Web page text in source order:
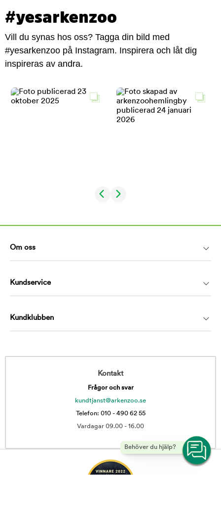
#yesarkenzoo
Vill du synas hos oss? Tagga din bild med
#yesarkenzoo på Instagram. Inspirera och låt dig
inspireras av andra.
Behöver du hjälp?
Om oss
Kundservice
Kundklubben
Kontakt
Frågor och svar
kundtjanst@arkenzoo.se
Telefon: 010 - 490 62 55
Vardagar 09.00 - 16.00